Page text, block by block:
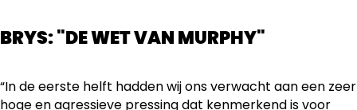
BRYS: "DE WET VAN MURPHY"
“In de eerste helft hadden wij ons verwacht aan een zeer
hoge en agressieve pressing dat kenmerkend is voor